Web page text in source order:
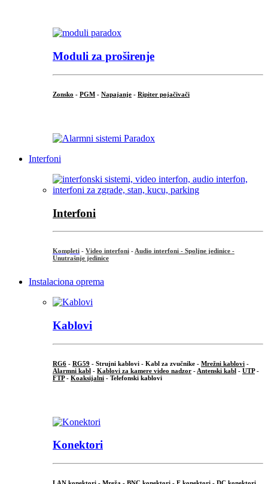
Moduli za proširenje
Zonsko - PGM - Napajanje - Ripiter pojačivači
Interfoni
Interfoni
Kompleti - Video interfoni - Audio interfoni - Spoljne jedinice -
Unutrašnje jedinice
Instalaciona oprema
Kablovi
RG6 - RG59 - Strujni kablovi - Kabl za zvučnike - Mrežni kablovi -
Alarmni kabl - Kablovi za kamere video nadzor - Antenski kabl - UTP-
FTP- Koaksijalni - Telefonski kablovi
Konektori